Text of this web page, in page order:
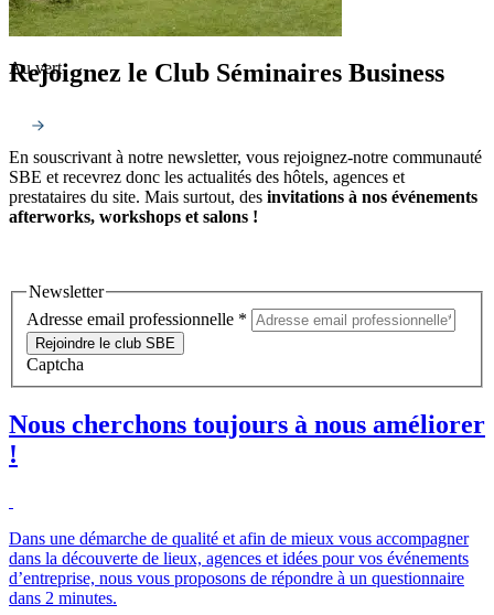
Au vert
Rejoignez le Club Séminaires Business
En souscrivant à notre newsletter, vous rejoignez-notre communauté
SBE et recevrez donc les actualités des hôtels, agences et
prestataires du site. Mais surtout, des invitations à nos événements
afterworks, workshops et salons !
Newsletter
Adresse email professionnelle *
Rejoindre le club SBE
Captcha
Nous cherchons toujours à nous améliorer
!
Dans une démarche de qualité et afin de mieux vous accompagner
dans la découverte de lieux, agences et idées pour vos événements
d’entreprise, nous vous proposons de répondre à un questionnaire
dans 2 minutes.